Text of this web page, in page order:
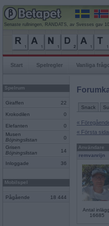
Senaste rullningen, RANDATS, av Svesses gav
Start Spelregler Vanliga
Spelrum
Giraffen 22
Krokodilen 0
Elefanten
0
Musen
Böjningslistan
0
Grisen
Böjningslistan
14
Inloggade 36
Mobilspel
Pågående 18 444
Snack
«
« Första
Användare
remvanrijn
Antal
16685